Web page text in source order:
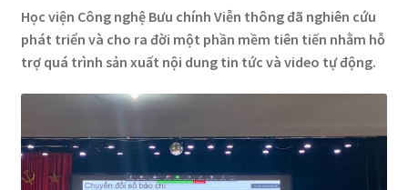
Học viện Công nghệ Bưu chính Viễn thông đã nghiên cứu
phát triển và cho ra đời một phần mềm tiên tiến nhằm hỗ
trợ quá trình sản xuất nội dung tin tức và video tự động.